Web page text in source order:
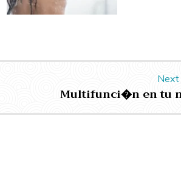
Next
Multifunci�n en tu